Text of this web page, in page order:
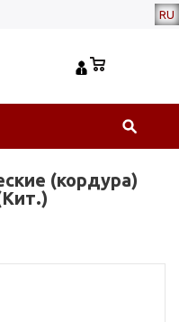
RU
(кордура)